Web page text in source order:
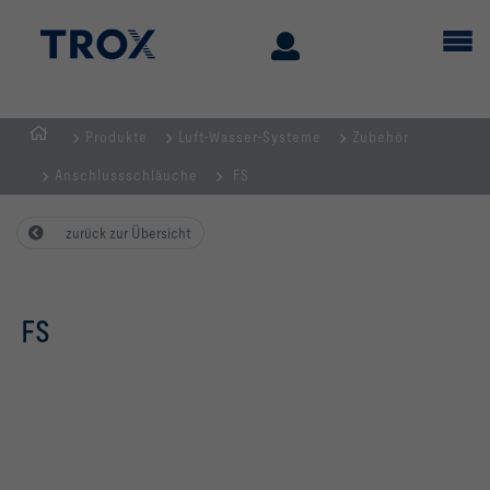
Produkte Luft-Wasser-Systeme Zubehör
Anschlussschläuche FS
zurück zur Übersicht
FS